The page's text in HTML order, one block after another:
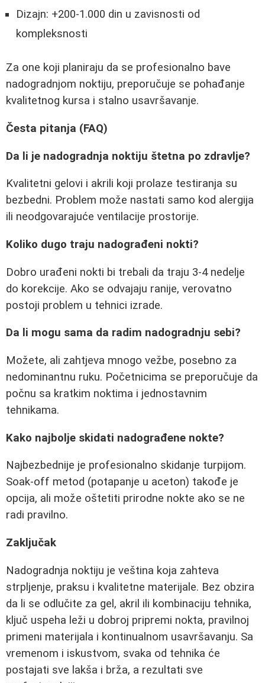
Dizajn: +200-1.000 din u zavisnosti od
kompleksnosti
Za one koji planiraju da se profesionalno bave
nadogradnjom noktiju, preporučuje se pohađanje
kvalitetnog kursa i stalno usavršavanje.
Česta pitanja (FAQ)
Da li je nadogradnja noktiju štetna po zdravlje?
Kvalitetni gelovi i akrili koji prolaze testiranja su
bezbedni. Problem može nastati samo kod alergija
ili neodgovarajuće ventilacije prostorije.
Koliko dugo traju nadograđeni nokti?
Dobro urađeni nokti bi trebali da traju 3-4 nedelje
do korekcije. Ako se odvajaju ranije, verovatno
postoji problem u tehnici izrade.
Da li mogu sama da radim nadogradnju sebi?
Možete, ali zahtjeva mnogo vežbe, posebno za
nedominantnu ruku. Početnicima se preporučuje da
počnu sa kratkim noktima i jednostavnim
tehnikama.
Kako najbolje skidati nadograđene nokte?
Najbezbednije je profesionalno skidanje turpijom.
Soak-off metod (potapanje u aceton) takođe je
opcija, ali može oštetiti prirodne nokte ako se ne
radi pravilno.
Zaključak
Nadogradnja noktiju je veština koja zahteva
strpljenje, praksu i kvalitetne materijale. Bez obzira
da li se odlučite za gel, akril ili kombinaciju tehnika,
ključ uspeha leži u dobroj pripremi nokta, pravilnoj
primeni materijala i kontinualnom usavršavanju. Sa
vremenom i iskustvom, svaka od tehnika će
postajati sve lakša i brža, a rezultati sve